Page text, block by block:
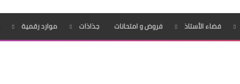
فضاء الأستاذ فروض و امتحانات جذاذات موارد رقمية